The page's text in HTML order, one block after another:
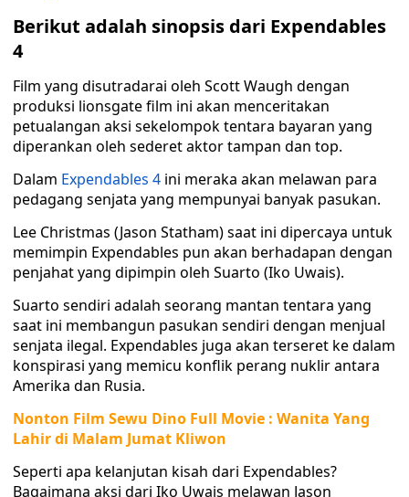
Berikut adalah sinopsis dari Expendables
4
Film yang disutradarai oleh Scott Waugh dengan
produksi lionsgate film ini akan menceritakan
petualangan aksi sekelompok tentara bayaran yang
diperankan oleh sederet aktor tampan dan top.
Dalam Expendables 4 ini meraka akan melawan para
pedagang senjata yang mempunyai banyak pasukan.
Lee Christmas (Jason Statham) saat ini dipercaya untuk
memimpin Expendables pun akan berhadapan dengan
penjahat yang dipimpin oleh Suarto (Iko Uwais).
Suarto sendiri adalah seorang mantan tentara yang
saat ini membangun pasukan sendiri dengan menjual
senjata ilegal. Expendables juga akan terseret ke dalam
konspirasi yang memicu konflik perang nuklir antara
Amerika dan Rusia.
Nonton Film Sewu Dino Full Movie : Wanita Yang
Lahir di Malam Jumat Kliwon
Seperti apa kelanjutan kisah dari Expendables?
Bagaimana aksi dari Iko Uwais melawan Jason